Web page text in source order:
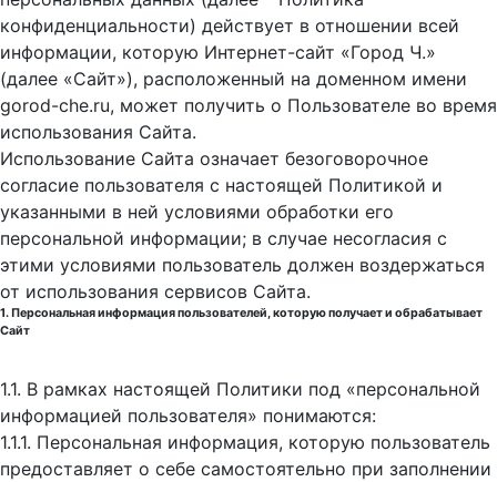
конфиденциальности) действует в отношении всей
информации, которую Интернет-сайт «Город Ч.»
(далее «Сайт»), расположенный на доменном имени
gorod-che.ru, может получить о Пользователе во время
использования Cайта.
Использование Сайта означает безоговорочное
согласие пользователя с настоящей Политикой и
указанными в ней условиями обработки его
персональной информации; в случае несогласия с
этими условиями пользователь должен воздержаться
от использования сервисов Сайта.
1. Персональная информация пользователей, которую получает и обрабатывает
Сайт
1.1. В рамках настоящей Политики под «персональной
информацией пользователя» понимаются:
1.1.1. Персональная информация, которую пользователь
предоставляет о себе самостоятельно при заполнении